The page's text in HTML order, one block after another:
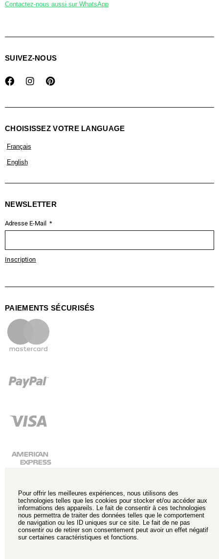
Contactez-nous aussi sur WhatsApp
SUIVEZ-NOUS
CHOISISSEZ VOTRE LANGUAGE
Français
English
NEWSLETTER
Adresse E-Mail
Inscription
PAIEMENTS SÉCURISÉS
Pour offrir les meilleures expériences, nous utilisons des
technologies telles que les cookies pour stocker et/ou accéder aux
informations des appareils. Le fait de consentir à ces technologies
nous permettra de traiter des données telles que le comportement
de navigation ou les ID uniques sur ce site. Le fait de ne pas
consentir ou de retirer son consentement peut avoir un effet négatif
sur certaines caractéristiques et fonctions.